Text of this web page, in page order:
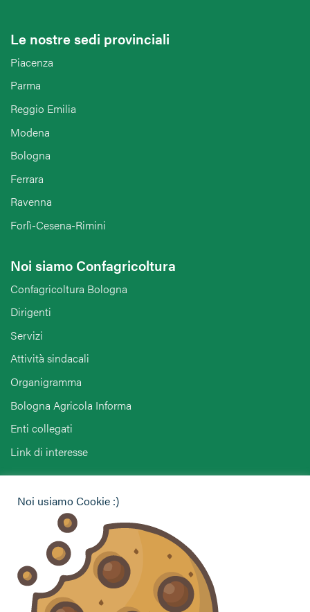
Le nostre sedi provinciali
Piacenza
Parma
Reggio Emilia
Modena
Bologna
Ferrara
Ravenna
Forlì-Cesena-Rimini
Noi siamo Confagricoltura
Confagricoltura Bologna
Dirigenti
Servizi
Attività sindacali
Organigramma
Bologna Agricola Informa
Enti collegati
Link di interesse
Vuoi contattarci per ricevere assistenza, lasciare un
commento o chiedere informazioni?
CONTATTACI
Noi usiamo Cookie :)